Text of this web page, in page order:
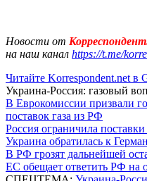
Новости от
на наш канал https://t.me/
Читайте Korrespondent.net в
Украина-Россия: газовый
В Еврокомиссии призвали
поставок газа из РФ
Россия ограничила
Украина обратилась к
В РФ грозят дальнейшей
ЕС обещает ответить РФ на